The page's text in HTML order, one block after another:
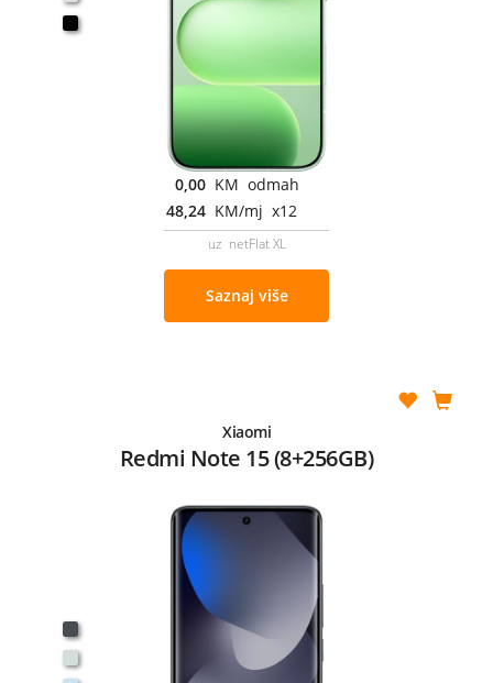
0,00 KM odmah
48,24 KM/mj x12
uz netFlat XL
Saznaj više
Xiaomi
Redmi Note 15 (8+256GB)